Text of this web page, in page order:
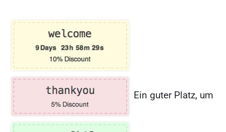
Ein guter Platz, um